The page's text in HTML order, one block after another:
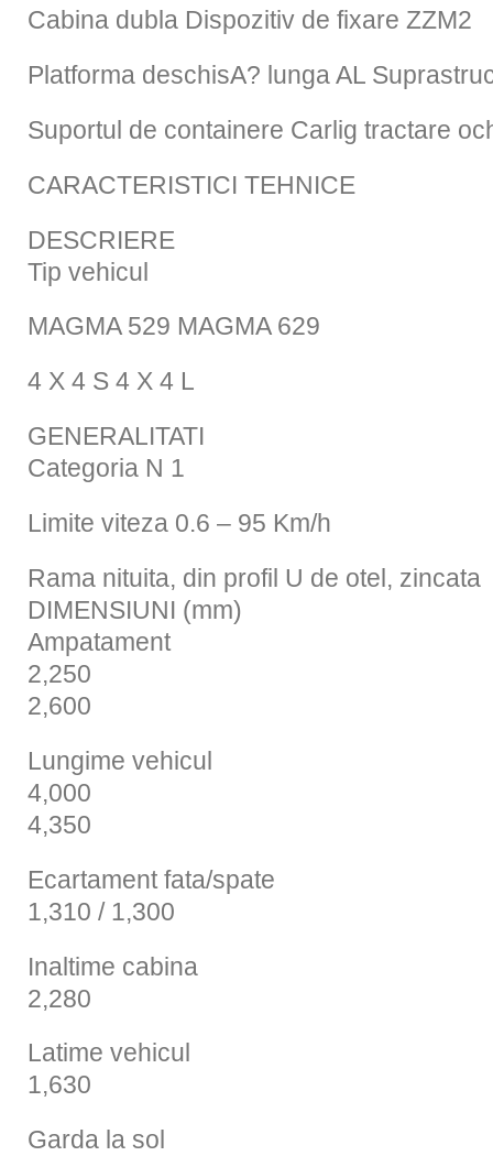
Cabina dubla Dispozitiv de fixare ZZM2
Platforma deschisA? lunga AL
Suportul de containere Carlig tractare
CARACTERISTICI TEHNICE
DESCRIERE
Tip vehicul
MAGMA 529 MAGMA 629
4 X 4 S 4 X 4 L
GENERALITATI
Categoria N 1
Limite viteza 0.6 – 95 Km/h
Rama nituita, din profil U de otel, zincata
DIMENSIUNI (mm)
Ampatament
2,250
2,600
Lungime vehicul
4,000
4,350
Ecartament fata/spate
1,310 / 1,300
Inaltime cabina
2,280
Latime vehicul
1,630
Garda la sol